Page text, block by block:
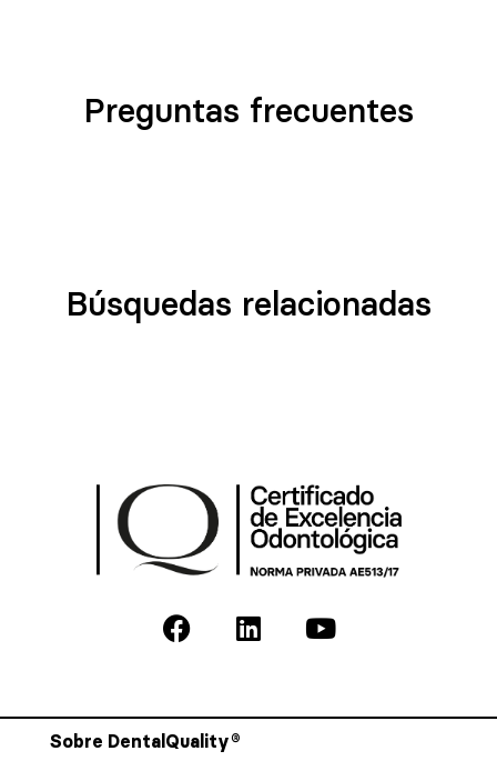
Preguntas frecuentes
Búsquedas relacionadas
Sobre DentalQuality®